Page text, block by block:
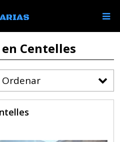
Centelles